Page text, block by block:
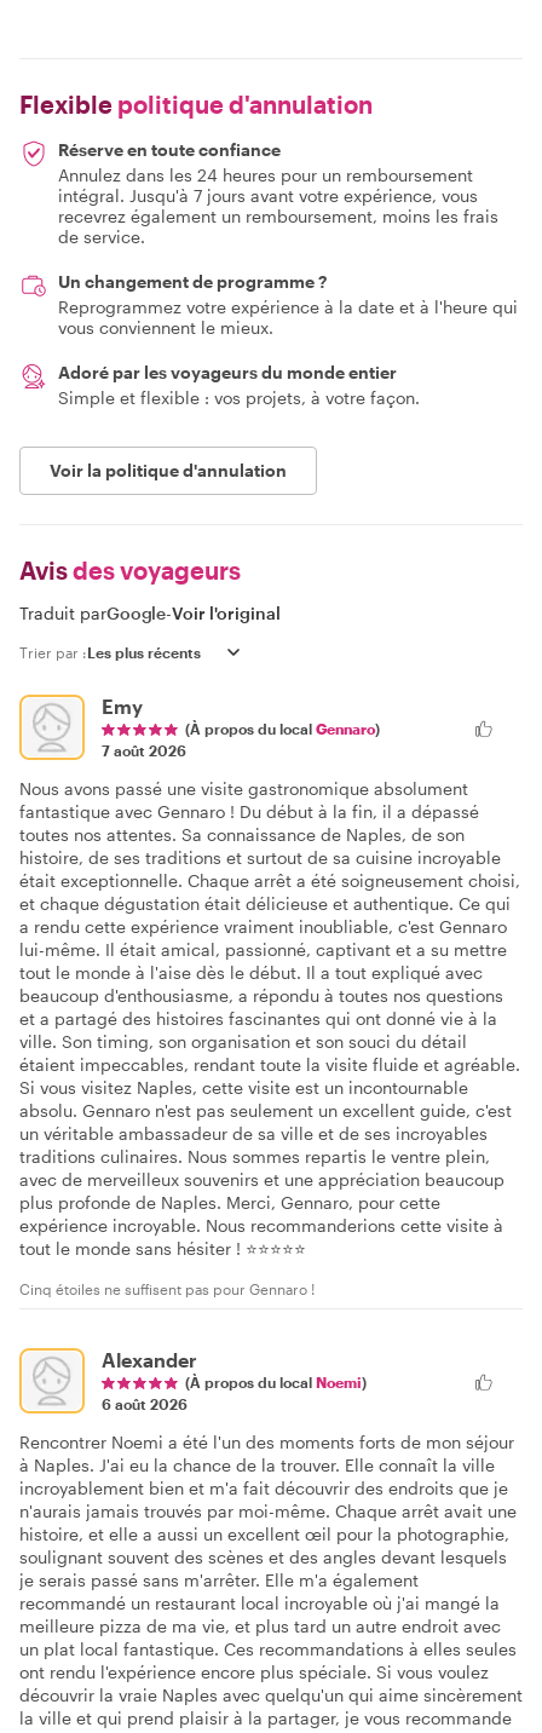
Flexible politique d'annulation
Réserve en toute confiance
Annulez dans les 24 heures pour un remboursement
intégral. Jusqu'à 7 jours avant votre expérience, vous
recevrez également un remboursement, moins les frais
de service.
Un changement de programme ?
Reprogrammez votre expérience à la date et à l'heure qui
vous conviennent le mieux.
Adoré par les voyageurs du monde entier
Simple et flexible : vos projets, à votre façon.
Voir la politique d'annulation
Avisdes voyageurs
Traduit parGoogle-Voir l'original
Trier par :
Emy
(À propos du local Gennaro)
7 août 2026
Nous avons passé une visite gastronomique absolument
fantastique avec Gennaro ! Du début à la fin, il a dépassé
toutes nos attentes. Sa connaissance de Naples, de son
histoire, de ses traditions et surtout de sa cuisine incroyable
était exceptionnelle. Chaque arrêt a été soigneusement choisi,
et chaque dégustation était délicieuse et authentique. Ce qui
a rendu cette expérience vraiment inoubliable, c'est Gennaro
lui-même. Il était amical, passionné, captivant et a su mettre
tout le monde à l'aise dès le début. Il a tout expliqué avec
beaucoup d'enthousiasme, a répondu à toutes nos questions
et a partagé des histoires fascinantes qui ont donné vie à la
ville. Son timing, son organisation et son souci du détail
étaient impeccables, rendant toute la visite fluide et agréable.
Si vous visitez Naples, cette visite est un incontournable
absolu. Gennaro n'est pas seulement un excellent guide, c'est
un véritable ambassadeur de sa ville et de ses incroyables
traditions culinaires. Nous sommes repartis le ventre plein,
avec de merveilleux souvenirs et une appréciation beaucoup
plus profonde de Naples. Merci, Gennaro, pour cette
expérience incroyable. Nous recommanderions cette visite à
tout le monde sans hésiter ! ⭐⭐⭐⭐⭐
Cinq étoiles ne suffisent pas pour Gennaro !
Alexander
(À propos du local Noemi)
6 août 2026
Rencontrer Noemi a été l'un des moments forts de mon séjour
à Naples. J'ai eu la chance de la trouver. Elle connaît la ville
incroyablement bien et m'a fait découvrir des endroits que je
n'aurais jamais trouvés par moi-même. Chaque arrêt avait une
histoire, et elle a aussi un excellent œil pour la photographie,
soulignant souvent des scènes et des angles devant lesquels
je serais passé sans m'arrêter. Elle m'a également
recommandé un restaurant local incroyable où j'ai mangé la
meilleure pizza de ma vie, et plus tard un autre endroit avec
un plat local fantastique. Ces recommandations à elles seules
ont rendu l'expérience encore plus spéciale. Si vous voulez
découvrir la vraie Naples avec quelqu'un qui aime sincèrement
la ville et qui prend plaisir à la partager, je vous recommande